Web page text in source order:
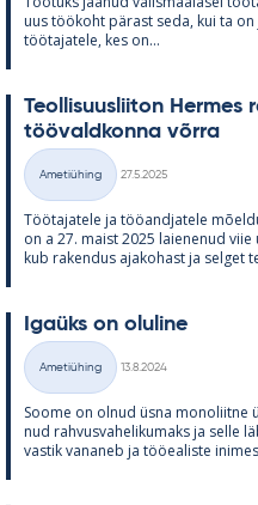
uus töö­koht pä­rast seda, kui ta
töö­ta­ja­tele, kes on...
Teol­li­suus­lii­ton Her­mes
töö­vald­konna võrra
Kategooriad
Ametiühing
27.5.2025
Töö­ta­ja­tele ja töö­and­ja­tele
on a 27. maist 2025 lai­e­ne­nud
kub ra­ken­dus aja­ko­hast ja sel­get
Igaüks on olu­line
Kategooriad
Ametiühing
13.8.2024
Soome on ol­nud üsna
nud rah­vus­va­he­li­ku­maks ja selle
vas­tik va­na­neb ja töö­ea­liste